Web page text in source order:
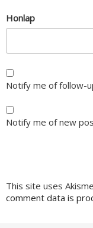
Honlap
Notify me of follow-
Notify me of new
This site uses
comment data is